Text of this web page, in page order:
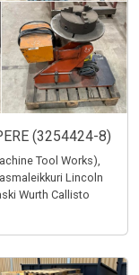
(3254424-8)
Tool Works),
Lincoln
Wurth Callisto